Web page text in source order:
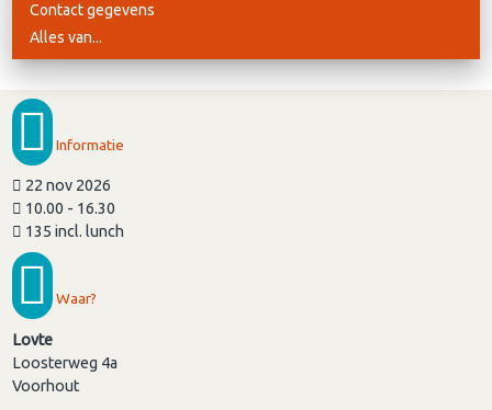
Contact gegevens
Alles van...
Informatie
22 nov 2026
10.00 - 16.30
135 incl. lunch
Waar?
Lovte
Loosterweg 4a
Voorhout